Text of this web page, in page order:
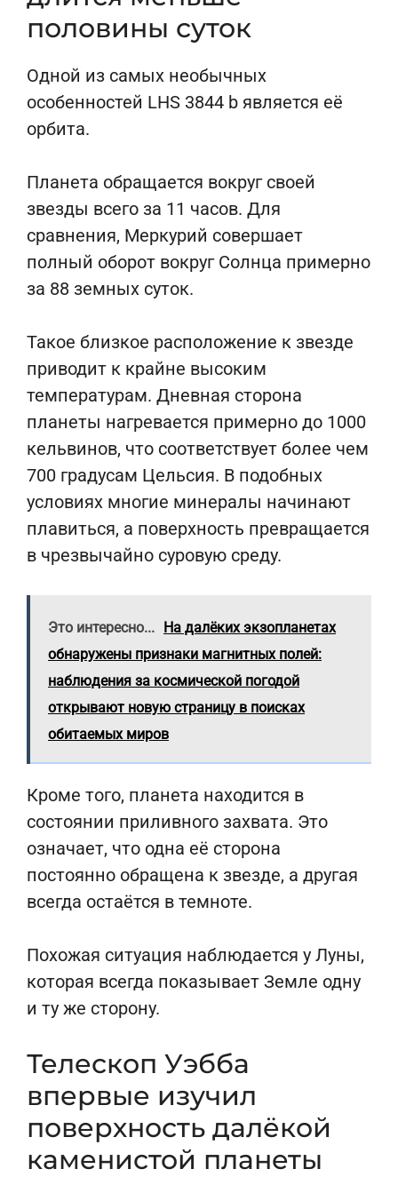
половины суток
Одной из самых необычных
особенностей LHS 3844 b является её
орбита.
Планета обращается вокруг своей
звезды всего за 11 часов. Для
сравнения, Меркурий совершает
полный оборот вокруг Солнца примерно
за 88 земных суток.
Такое близкое расположение к звезде
приводит к крайне высоким
температурам. Дневная сторона
планеты нагревается примерно до 1000
кельвинов, что соответствует более чем
700 градусам Цельсия. В подобных
условиях многие минералы начинают
плавиться, а поверхность превращается
в чрезвычайно суровую среду.
Это интересно... На далёких экзопланетах
обнаружены признаки магнитных полей:
наблюдения за космической погодой
открывают новую страницу в поисках
обитаемых миров
Кроме того, планета находится в
состоянии приливного захвата. Это
означает, что одна её сторона
постоянно обращена к звезде, а другая
всегда остаётся в темноте.
Похожая ситуация наблюдается у Луны,
которая всегда показывает Земле одну
и ту же сторону.
Телескоп Уэбба
впервые изучил
поверхность далёкой
каменистой планеты